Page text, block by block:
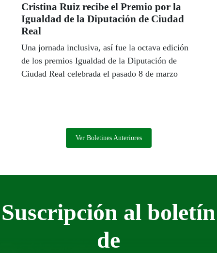
Cristina Ruiz recibe el Premio por la
Igualdad de la Diputación de Ciudad
Real
Una jornada inclusiva, así fue la octava edición
de los premios Igualdad de la Diputación de
Ciudad Real celebrada el pasado 8 de marzo
Ver Boletines Anteriores
Suscripción al boletín
de